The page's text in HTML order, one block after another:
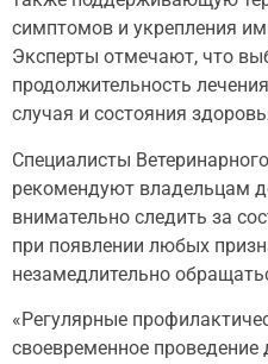
симптомов и укрепления
Эксперты отмечают, что
продолжительность
случая и состояния
Специалисты
рекомендуют владельцам
внимательно следить за
при появлении любых
незамедлительно
«Регулярные
своевременное проведение